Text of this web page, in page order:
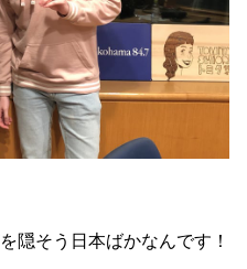
隠そう日本ばかなんです！